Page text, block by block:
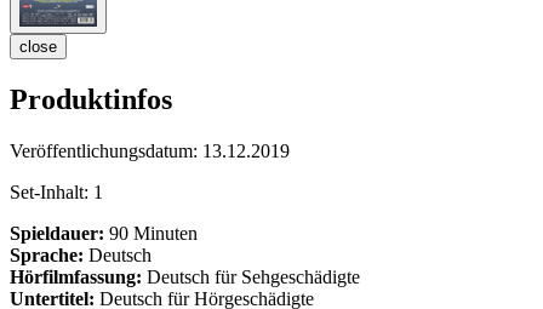
close
Produktinfos
Veröffentlichungsdatum: 13.12.2019
Set-Inhalt: 1
Spieldauer: 90 Minuten
Sprache: Deutsch
Hörfilmfassung: Deutsch für Sehgeschädigte
Untertitel: Deutsch für Hörgeschädigte